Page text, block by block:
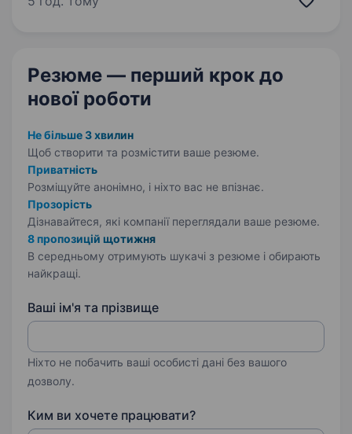
пальці…
Резюме — перший крок до
нової роботи
Не більше 3 хвилин
Щоб створити та розмістити ваше резюме.
Приватність
Розміщуйте анонімно, і ніхто вас не впізнає.
Прозорість
Дізнавайтеся, які компанії переглядали ваше резюме.
8 пропозицій щотижня
В середньому отримують шукачі з резюме і обирають
найкращі.
Ваші ім'я та прізвище
Ніхто не побачить ваші особисті дані без вашого
дозволу.
Ким ви хочете працювати?